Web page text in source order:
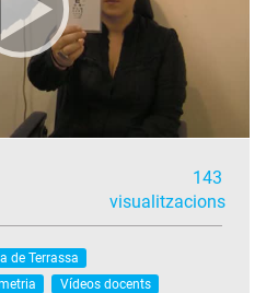
143
visualitzacions
de Terrassa
Vídeos docents